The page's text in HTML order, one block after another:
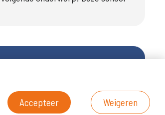
Accepteer Weigeren
Naar
scholenopdekaart.nl